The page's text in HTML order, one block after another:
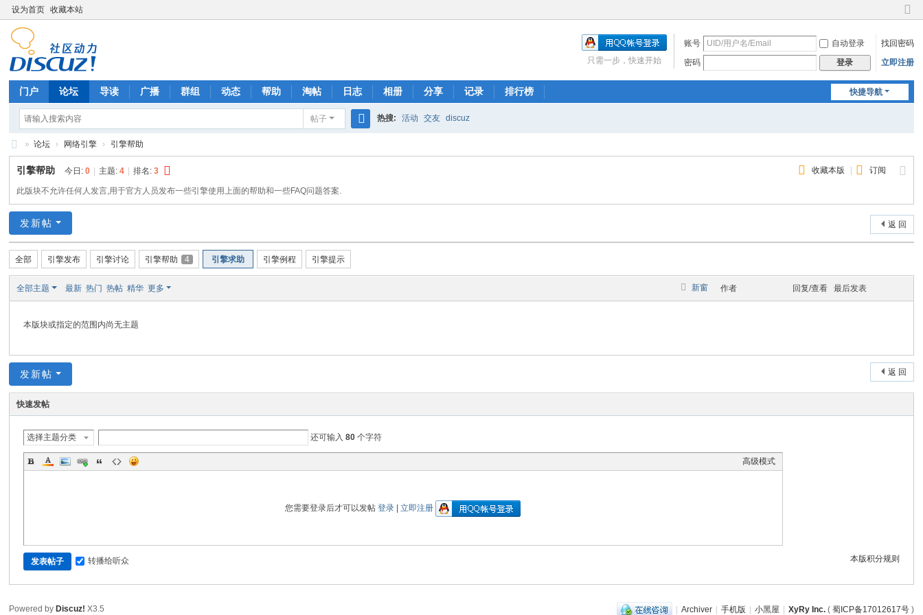
设为首页 收藏本站
切
到
窄
账号 自动登录
找回密码
密码
登录 立即注册
只需一步，快速开始
快捷导航
门户 论坛 导读 广播 群组 动态 帮助 淘帖 日志 相册 分享 记录 排行榜
帖子
索
热搜: 活动 交友 discuz
X
ng
e
官
方
论
» 论坛 › 网络引擎 › 引擎帮助
收藏本版 订阅
引擎帮助 今日:0 主题:4 排名:3
此版块不允许任何人发言,用于官方人员发布一些引擎使用上面的帮助和一些FAQ问题答案.
返 回
发新帖
全部 引擎发布 引擎讨论 引擎帮助 4 引擎求助 引擎例程 引擎提示
新窗
全部主题 最新 热门 热帖 精华 更多 作者 回复/查看 最后发表
本版块或指定的范围内尚无主题
返 回
发新帖
快速发帖
选择主题分类 还可输入80 个字符
高级模式
您需要登录后才可以发帖登录 |立即注册
本版积分规则
发表帖子 转播给听众
| Archiver | 手机版 | 小黑屋 | XyRy Inc.( 蜀ICP备17012617号)
Powered by Discuz! X3.5